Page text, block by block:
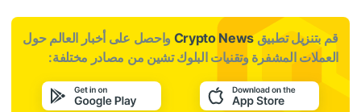
قم بتنزيل تطبيقCrypto News واحصل على أخبار العالم حول
العملات المشفرة وتقنيات البلوك تشين من مصادر مختلفة: